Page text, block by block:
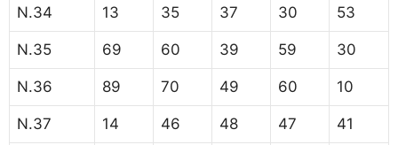
N.34 13 35 37 30 53
N.35 69 60 39 59 30
N.36 89 70 49 60 10
N.37 14 46 48 47 41